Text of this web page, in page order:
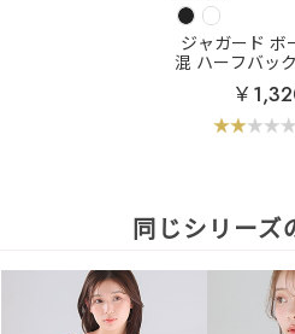
ジャガード ボ
混 ハーフバッ
￥
同じシリーズ